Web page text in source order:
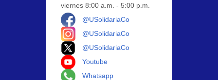
viernes 8:00 a.m. - 5:00 p.m.
@USolidariaCo
@USolidariaCo
@USolidariaCo
Youtube
Whatsapp